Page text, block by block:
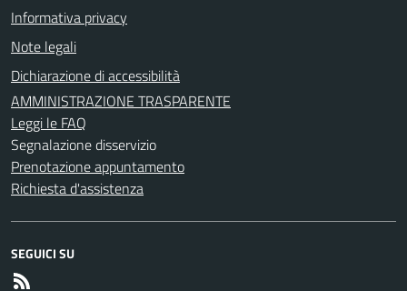
Informativa privacy
Note legali
Dichiarazione di accessibilità
AMMINISTRAZIONE TRASPARENTE
Leggi le FAQ
Segnalazione disservizio
Prenotazione appuntamento
Richiesta d'assistenza
SEGUICI SU